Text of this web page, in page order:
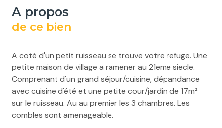
a propos
de ce bien
A coté d'un petit ruisseau se trouve votre refuge. Une
petite maison de village a ramener au 21eme siecle.
Comprenant d'un grand séjour/cuisine, dépandance
avec cuisine d'été et une petite cour/jardin de 17m²
sur le ruisseau. Au au premier les 3 chambres. Les
combles sont amenageable.